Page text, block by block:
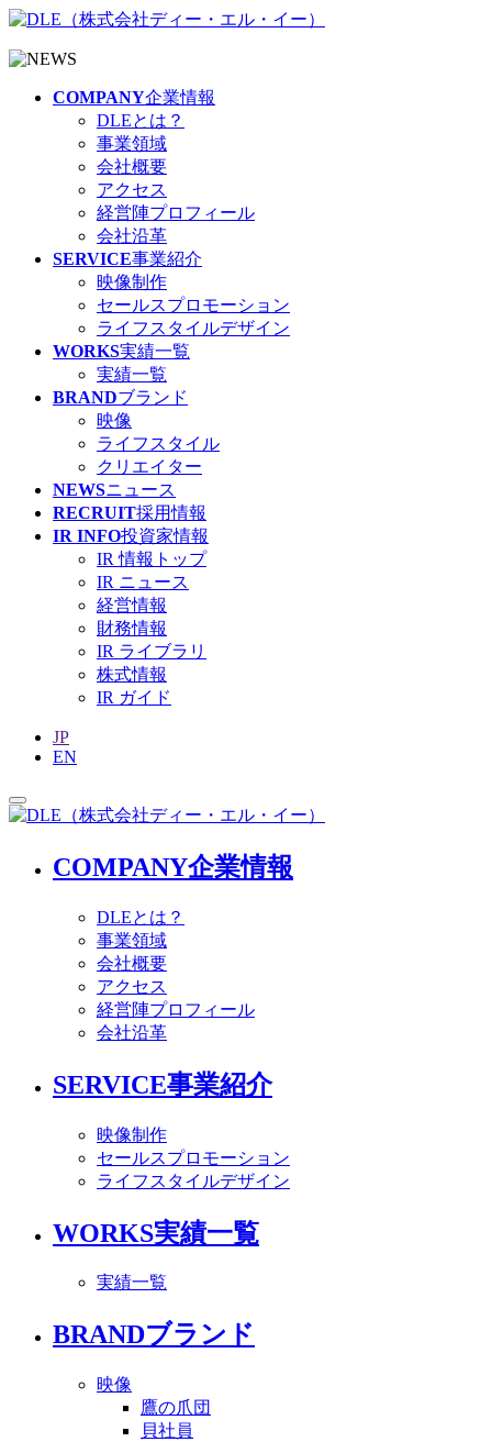
COMPANY企業情報
DLEとは？
事業領域
会社概要
アクセス
経営陣プロフィール
会社沿革
SERVICE事業紹介
映像制作
セールスプロモーション
ライフスタイルデザイン
WORKS実績一覧
実績一覧
BRANDブランド
映像
ライフスタイル
クリエイター
NEWSニュース
RECRUIT採用情報
IR INFO投資家情報
IR 情報トップ
IR ニュース
経営情報
財務情報
IR ライブラリ
株式情報
IR ガイド
JP
EN
COMPANY企業情報
DLEとは？
事業領域
会社概要
アクセス
経営陣プロフィール
会社沿革
SERVICE事業紹介
映像制作
セールスプロモーション
ライフスタイルデザイン
WORKS実績一覧
実績一覧
BRANDブランド
映像
鷹の爪団
貝社員